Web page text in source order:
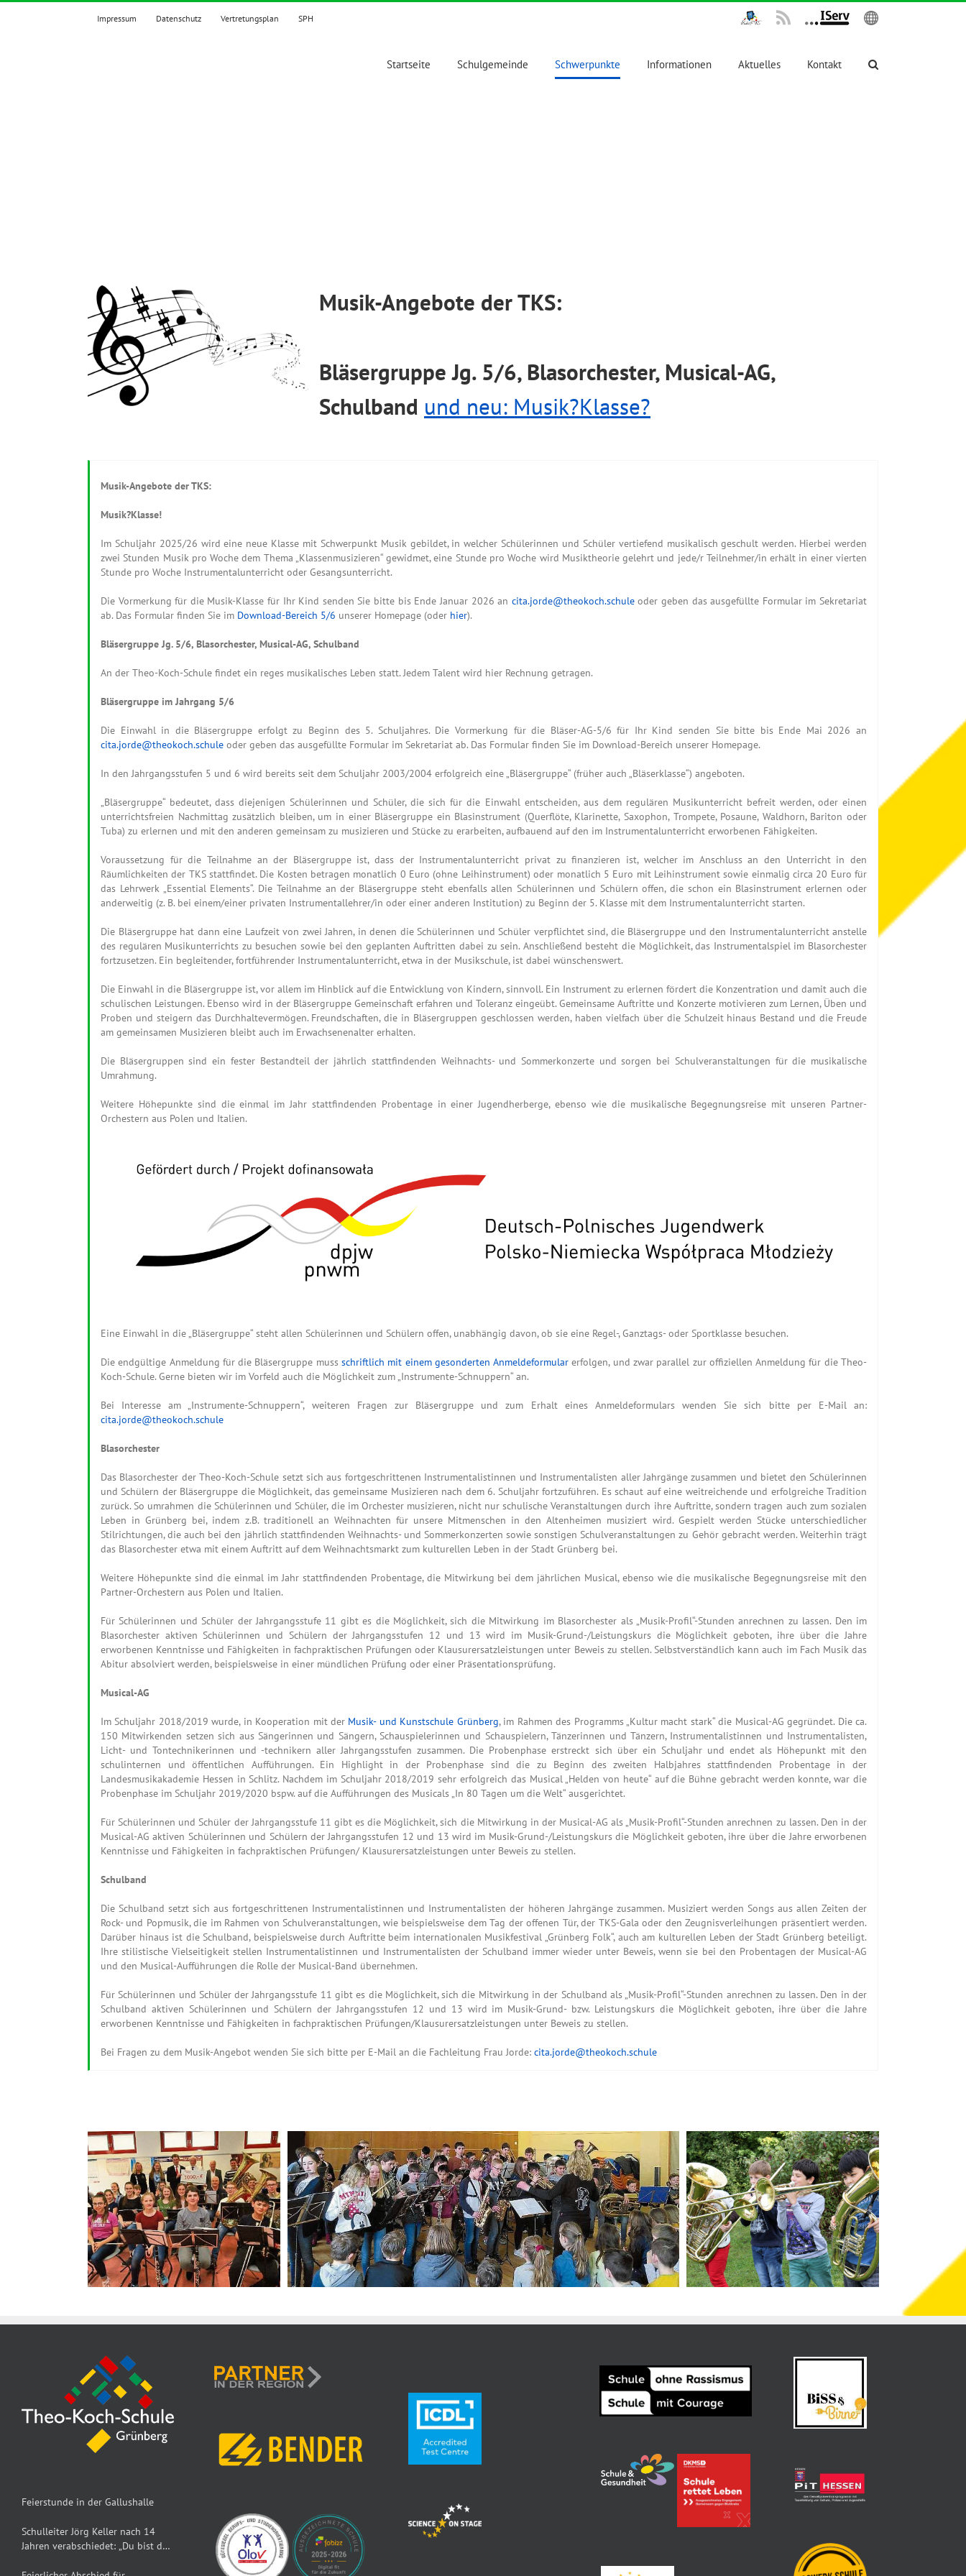
Zum
Impressum Datenschutz Vertretungsplan SPH IPadsTKS IServ English
Startseite Schulgemeinde Schwerpunkte Informationen Aktuelles Kontakt
Musik-Angebote der TKS:
Bläsergruppe Jg. 5/6,Blasorchester, Musical-AG,
Schulband und neu: Musik?Klasse?
Musik-Angebote der TKS:
Musik?Klasse!
Im Schuljahr 2025/26 wird eine neue Klasse mit Schwerpunkt Musik gebildet, in welcher Schülerinnen und Schüler vertiefend musikalisch geschult werden. Hierbei werden
zwei Stunden Musik pro Woche dem Thema „Klassenmusizieren“ gewidmet, eine Stunde pro Woche wird Musiktheorie gelehrt und jede/r Teilnehmer/in erhält in einer vierten
Stunde pro Woche Instrumentalunterricht oder Gesangsunterricht.
Die Vormerkung für die Musik-Klasse für Ihr Kind senden Sie bitte bis Ende Januar 2026 an cita.jorde@theokoch.schuleoder geben das ausgefüllte Formular im Sekretariat
ab. Das Formular finden Sie im Download-Bereich 5/6 unserer Homepage (oder hier).
Bläsergruppe Jg. 5/6, Blasorchester, Musical-AG, Schulband
An der Theo-Koch-Schule findet ein reges musikalisches Leben statt. Jedem Talent wird hier Rechnung getragen.
Bläsergruppe im Jahrgang 5/6
Die Einwahl in die Bläsergruppe erfolgt zu Beginn des 5. Schuljahres. Die Vormerkung für die Bläser-AG-5/6 für Ihr Kind senden Sie bitte bis Ende Mai 2026 an
cita.jorde@theokoch.schule oder geben das ausgefüllte Formular im Sekretariat ab. Das Formular finden Sie im Download-Bereich unserer Homepage.
In den Jahrgangsstufen 5 und 6 wird bereits seit dem Schuljahr 2003/2004 erfolgreich eine „Bläsergruppe“ (früher auch „Bläserklasse“) angeboten.
„Bläsergruppe“ bedeutet, dass diejenigen Schülerinnen und Schüler, die sich für die Einwahl entscheiden, aus dem regulären Musikunterricht befreit werden, oder einen
unterrichtsfreien Nachmittag zusätzlich bleiben, um in einer Bläsergruppe ein Blasinstrument (Querflöte, Klarinette, Saxophon, Trompete, Posaune, Waldhorn, Bariton oder
Tuba) zu erlernen und mit den anderen gemeinsam zu musizieren und Stücke zu erarbeiten, aufbauend auf den im Instrumentalunterricht erworbenen Fähigkeiten.
Voraussetzung für die Teilnahme an der Bläsergruppe ist, dass der Instrumentalunterricht privat zu finanzieren ist, welcher im Anschluss an den Unterricht in den
Räumlichkeiten der TKS stattfindet. Die Kosten betragen monatlich 0 Euro (ohne Leihinstrument) oder monatlich 5 Euro mit Leihinstrument sowie einmalig circa 20 Euro für
das Lehrwerk „Essential Elements“. Die Teilnahme an der Bläsergruppe steht ebenfalls allen Schülerinnen und Schülern offen, die schon ein Blasinstrument erlernen oder
anderweitig (z. B. bei einem/einer privaten Instrumentallehrer/in oder einer anderen Institution) zu Beginn der 5. Klasse mit dem Instrumentalunterricht starten.
Die Bläsergruppe hat dann eine Laufzeit von zwei Jahren, in denen die Schülerinnen und Schüler verpflichtet sind, die Bläsergruppe und den Instrumentalunterricht anstelle
des regulären Musikunterrichts zu besuchen sowie bei den geplanten Auftritten dabei zu sein. Anschließend besteht die Möglichkeit, das Instrumentalspiel im Blasorchester
fortzusetzen. Ein begleitender, fortführender Instrumentalunterricht, etwa in der Musikschule, ist dabei wünschenswert.
Die Einwahl in die Bläsergruppe ist, vor allem im Hinblick auf die Entwicklung von Kindern, sinnvoll. Ein Instrument zu erlernen fördert die Konzentration und damit auch die
schulischen Leistungen. Ebenso wird in der Bläsergruppe Gemeinschaft erfahren und Toleranz eingeübt. Gemeinsame Auftritte und Konzerte motivieren zum Lernen, Üben und
Proben und steigern das Durchhaltevermögen. Freundschaften, die in Bläsergruppen geschlossen werden, haben vielfach über die Schulzeit hinaus Bestand und die Freude
am gemeinsamen Musizieren bleibt auch im Erwachsenenalter erhalten.
Die Bläsergruppen sind ein fester Bestandteil der jährlich stattfindenden Weihnachts- und Sommerkonzerte und sorgen bei Schulveranstaltungen für die musikalische
Umrahmung.
Weitere Höhepunkte sind die einmal im Jahr stattfindenden Probentage in einer Jugendherberge, ebenso wie die musikalische Begegnungsreise mit unseren Partner-
Orchestern aus Polen und Italien.
Eine Einwahl in die „Bläsergruppe“ steht allen Schülerinnen und Schülern offen, unabhängig davon, ob sie eine Regel-, Ganztags- oder Sportklasse besuchen.
Die endgültige Anmeldung für die Bläsergruppe muss schriftlich mit einem gesonderten Anmeldeformular erfolgen, und zwar parallel zur offiziellen Anmeldung für die Theo-
Koch-Schule. Gerne bieten wir im Vorfeld auch die Möglichkeit zum „Instrumente-Schnuppern“ an.
Bei Interesse am „Instrumente-Schnuppern“, weiteren Fragen zur Bläsergruppe und zum Erhalt eines Anmeldeformulars wenden Sie sich bitte per E-Mail an:
cita.jorde@theokoch.schule
Blasorchester
Das Blasorchester der Theo-Koch-Schule setzt sich aus fortgeschrittenen Instrumentalistinnen und Instrumentalisten aller Jahrgänge zusammen und bietet den Schülerinnen
und Schülern der Bläsergruppe die Möglichkeit, das gemeinsame Musizieren nach dem 6. Schuljahr fortzuführen. Es schaut auf eine weitreichende und erfolgreiche Tradition
zurück. So umrahmen die Schülerinnen und Schüler, die im Orchester musizieren, nicht nur schulische Veranstaltungen durch ihre Auftritte, sondern tragen auch zum sozialen
Leben in Grünberg bei, indem z.B. traditionell an Weihnachten für unsere Mitmenschen in den Altenheimen musiziert wird. Gespielt werden Stücke unterschiedlicher
Stilrichtungen, die auch bei den jährlich stattfindenden Weihnachts- und Sommerkonzerten sowie sonstigen Schulveranstaltungen zu Gehör gebracht werden. Weiterhin trägt
das Blasorchester etwa mit einem Auftritt auf dem Weihnachtsmarkt zum kulturellen Leben in der Stadt Grünberg bei.
Weitere Höhepunkte sind die einmal im Jahr stattfindenden Probentage, die Mitwirkung bei dem jährlichen Musical, ebenso wie die musikalische Begegnungsreise mit den
Partner-Orchestern aus Polen und Italien.
Für Schülerinnen und Schüler der Jahrgangsstufe 11 gibt es die Möglichkeit, sich die Mitwirkung im Blasorchester als „Musik-Profil“-Stunden anrechnen zu lassen. Den im
Blasorchester aktiven Schülerinnen und Schülern der Jahrgangsstufen 12 und 13 wird im Musik-Grund-/Leistungskurs die Möglichkeit geboten, ihre über die Jahre
erworbenen Kenntnisse und Fähigkeiten in fachpraktischen Prüfungen oder Klausurersatzleistungen unter Beweis zu stellen. Selbstverständlich kann auch im Fach Musik das
Abitur absolviert werden, beispielsweise in einer mündlichen Prüfung oder einer Präsentationsprüfung.
Musical-AG
Im Schuljahr 2018/2019 wurde, in Kooperation mit der Musik- und Kunstschule Grünberg, im Rahmen des Programms „Kultur macht stark“ die Musical-AG gegründet. Die ca.
150 Mitwirkenden setzen sich aus Sängerinnen und Sängern, Schauspielerinnen und Schauspielern, Tänzerinnen und Tänzern, Instrumentalistinnen und Instrumentalisten,
Licht- und Tontechnikerinnen und -technikern aller Jahrgangsstufen zusammen. Die Probenphase erstreckt sich über ein Schuljahr und endet als Höhepunkt mit den
schulinternen und öffentlichen Aufführungen. Ein Highlight in der Probenphase sind die zu Beginn des zweiten Halbjahres stattfindenden Probentage in der
Landesmusikakademie Hessen in Schlitz. Nachdem im Schuljahr 2018/2019 sehr erfolgreich das Musical „Helden von heute“ auf die Bühne gebracht werden konnte, war die
Probenphase im Schuljahr 2019/2020 bspw. auf die Aufführungen des Musicals „In 80 Tagen um die Welt“ ausgerichtet.
Für Schülerinnen und Schüler der Jahrgangsstufe 11 gibt es die Möglichkeit, sich die Mitwirkung in der Musical-AG als „Musik-Profil“-Stunden anrechnen zu lassen. Den in der
Musical-AG aktiven Schülerinnen und Schülern der Jahrgangsstufen 12 und 13 wird im Musik-Grund-/Leistungskurs die Möglichkeit geboten, ihre über die Jahre erworbenen
Kenntnisse und Fähigkeiten in fachpraktischen Prüfungen/ Klausurersatzleistungen unter Beweis zu stellen.
Schulband
Die Schulband setzt sich aus fortgeschrittenen Instrumentalistinnen und Instrumentalisten der höheren Jahrgänge zusammen. Musiziert werden Songs aus allen Zeiten der
Rock- und Popmusik, die im Rahmen von Schulveranstaltungen, wie beispielsweise dem Tag der offenen Tür, der TKS-Gala oder den Zeugnisverleihungen präsentiert werden.
Darüber hinaus ist die Schulband, beispielsweise durch Auftritte beim internationalen Musikfestival „Grünberg Folk“, auch am kulturellen Leben der Stadt Grünberg beteiligt.
Ihre stilistische Vielseitigkeit stellen Instrumentalistinnen und Instrumentalisten der Schulband immer wieder unter Beweis, wenn sie bei den Probentagen der Musical-AG
und den Musical-Aufführungen die Rolle der Musical-Band übernehmen.
Für Schülerinnen und Schüler der Jahrgangsstufe 11 gibt es die Möglichkeit, sich die Mitwirkung in der Schulband als „Musik-Profil“-Stunden anrechnen zu lassen. Den in der
Schulband aktiven Schülerinnen und Schülern der Jahrgangsstufen 12 und 13 wird im Musik-Grund- bzw. Leistungskurs die Möglichkeit geboten, ihre über die Jahre
erworbenen Kenntnisse und Fähigkeiten in fachpraktischen Prüfungen/Klausurersatzleistungen unter Beweis zu stellen.
Bei Fragen zu dem Musik-Angebot wenden Sie sich bitte per E-Mail an die Fachleitung Frau Jorde: cita.jorde@theokoch.schule
Feierstunde in der Gallushalle
Schulleiter Jörg Keller nach 14
Jahren verabschiedet: „Du bist der